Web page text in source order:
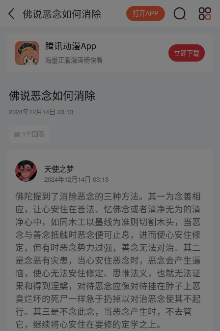
佛说恶念如何消除 打开APP
腾讯动漫App
海量正版漫画畅快看
立即下载
佛说恶念如何消除
2024年12月14日 03:13
1个回答
天使之梦
2024年12月14日 03:13
佛陀提到了消除恶念的三种方法。其一为念善相
应，让心安住在善法、忆佛念或者清净无为的清
净心中，如同木工以墨线为准则切割木头，当恶
念与善念抵触时恶念便可止息，进而使心安住修
定，但有时恶念势力过强，善念无法对治。其二
是念恶有灾患，当心安住恶念时，恶念会产生逼
恼，使心无法安住修定、思惟法义，也就无法证
果和得到涅槃，对待恶念应像对待挂在脖子上恶
臭烂坏的死尸一样急于扔掉以对治恶念使其不起
行。其三是不念此念，当恶念产生时，不去管
它，继续将心安住在要修的定学之上。